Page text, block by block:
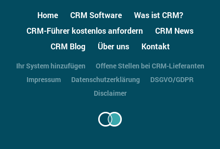
Home CRM Software
Was ist CRM?
CRM-Führer kostenlos anfordern
CRM News
CRM Blog
Über uns Kontakt
Ihr System hinzufügen
Offene Stellen bei CRM-Lieferanten
Impressum
Datenschutzerklärung
DSGVO/GDPR
Disclaimer